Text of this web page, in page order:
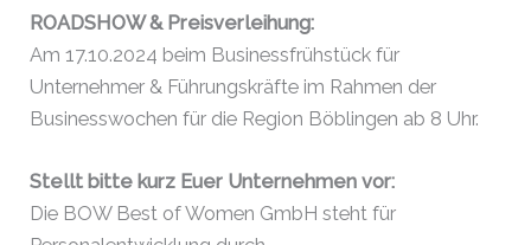
ROADSHOW & Preisverleihung:
Am 17.10.2024 beim Businessfrühstück für
Unternehmer & Führungskräfte im Rahmen der
Businesswochen für die Region Böblingen ab 8 Uhr.
Stellt bitte kurz Euer Unternehmen vor:
Die BOW Best of Women GmbH steht für